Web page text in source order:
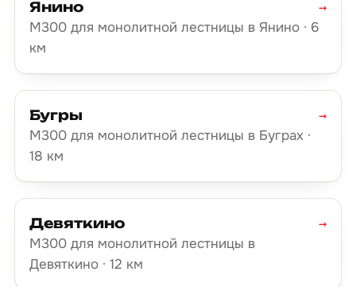
Янино
М300 для монолитной лестницы в Янино · 6
км
→
Бугры
М300 для монолитной лестницы в Буграх ·
18 км
→
Девяткино
М300 для монолитной лестницы в
Девяткино · 12 км
→